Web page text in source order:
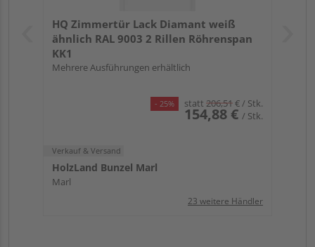
HQ Zimmertür Lack Diamant weiß
ähnlich RAL 9003 2 Rillen Röhrenspan
KK1
Mehrere Ausführungen erhältlich
- 25% statt 206,51€/ Stk.
154,88 € / Stk.
Verkauf & Versand
HolzLand Bunzel Marl
Marl
23 weitere Händler